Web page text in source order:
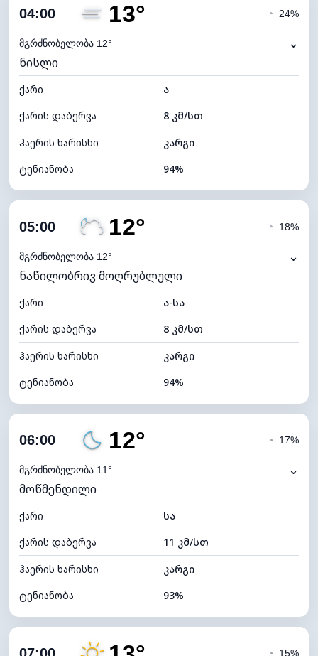
ღრუბლიანობა
ნამის წერტილი
ხილვადობა
განათების ინდექსი 0 (ბნელი)
ღრუბლის სიმაღლე 6240 მ
04:00 13°
მგრძნობელობა 12°
◔ 24%
⌄
ნისლი
ქარი
ა
ქარის დაბერვა
8 კმ/სთ
ჰაერის ხარისხი
კარგი
ტენიანობა
94%
ღრუბლიანობა
ნამის წერტილი
ხილვადობა
2 კმ
განათების ინდექსი 0 (ბნელი)
ღრუბლის სიმაღლე 8880 მ
05:00 12°
მგრძნობელობა 12°
◔ 18%
⌄
ნაწილობრივ მოღრუბლული
ქარი
ა-სა
ქარის დაბერვა
8 კმ/სთ
ჰაერის ხარისხი
კარგი
ტენიანობა
94%
ღრუბლიანობა
ნამის წერტილი
ხილვადობა
განათების ინდექსი 0 (ბნელი)
ღრუბლის სიმაღლე 9840 მ
06:00 12°
მგრძნობელობა 11°
◔ 17%
⌄
მოწმენდილი
ქარი
სა
ქარის დაბერვა
11 კმ/სთ
ჰაერის ხარისხი
კარგი
ტენიანობა
93%
ღრუბლიანობა
◔ 15%